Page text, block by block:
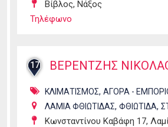
Βίβλος, Νάξος
Τηλέφωνο
17 ΒΕΡΕΝΤΖΗΣ
ΚΛΙΜΑΤΙΣΜΟΣ, ΑΓΟΡΑ -
ΛΑΜΙΑ ΦΘΙΩΤΙΔΑΣ, ΦΘΙΩΤΙΔΑ,
Κωνσταντίνου Καβάφη 17,